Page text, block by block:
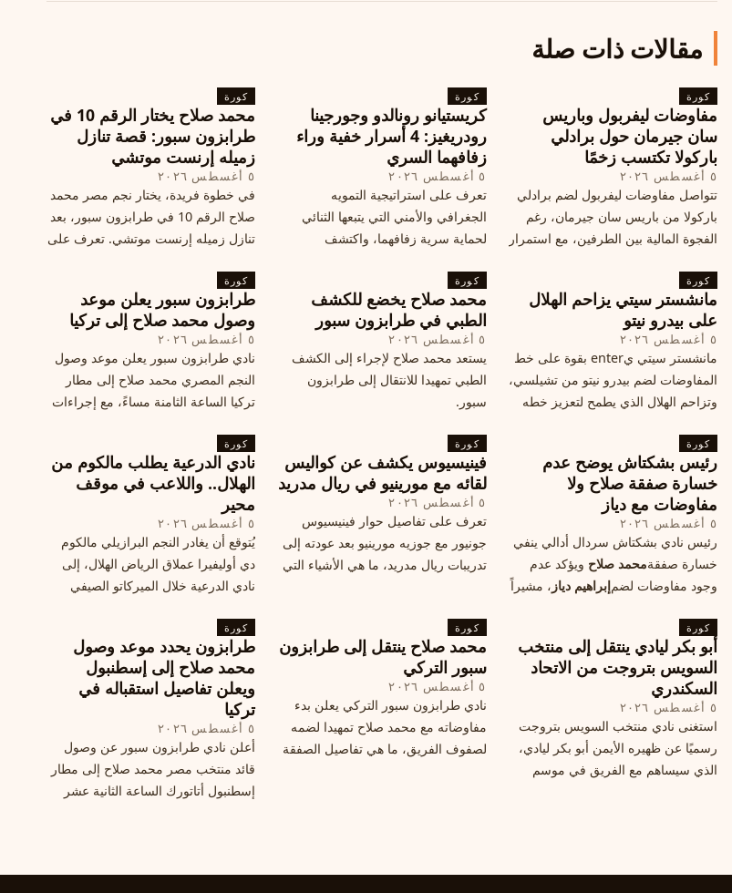
مقالات ذات صلة
كورة
مفاوضات ليفربول وباريس
سان جيرمان حول برادلي
باركولا تكتسب زخمًا
٥ أغسطس ٢٠٢٦
تتواصل مفاوضات ليفربول لضم برادلي
باركولا من باريس سان جيرمان، رغم
الفجوة المالية بين الطرفين، مع استمرار
إغلاق سوق الانتقالات
كورة
كريستيانو رونالدو وجورجينا
رودريغيز: 4 أسرار خفية وراء
زفافهما السري
٥ أغسطس ٢٠٢٦
تعرف على استراتيجية التمويه
الجغرافي والأمني التي يتبعها الثنائي
لحماية سرية زفافهما، واكتشف
في البرتغال، واعرف ما هي الخطوات
القادمة في هذا الحدث العالمي
كورة
محمد صلاح يختار الرقم 10 في
طرابزون سبور: قصة تنازل
زميله إرنست موتشي
٥ أغسطس ٢٠٢٦
في خطوة فريدة، يختار نجم مصر محمد
صلاح الرقم 10 في طرابزون سبور، بعد
تنازل زميله إرنست موتشي. تعرف على
كورة
مانشستر سيتي يزاحم الهلال
على بيدرو نيتو
٥ أغسطس ٢٠٢٦
مانشستر سيتي يenter بقوة على خط
المفاوضات لضم بيدرو نيتو من تشيلسي،
وتزاحم الهلال الذي يطمح لتعزيز خطه
كورة
محمد صلاح يخضع للكشف
الطبي في طرابزون سبور
٥ أغسطس ٢٠٢٦
يستعد محمد صلاح لإجراء إلى الكشف
الطبي تمهيدا للانتقال إلى طرابزون
سبور.
كورة
طرابزون سبور يعلن موعد
وصول محمد صلاح إلى تركيا
٥ أغسطس ٢٠٢٦
نادي طرابزون سبور يعلن موعد وصول
النجم المصري محمد صلاح إلى مطار
تركيا الساعة الثامنة مساءً، مع إجراءات
جديد ومكافآت مالية.
كورة
رئيس بشكتاش يوضح عدم
خسارة صفقة صلاح ولا
مفاوضات مع دياز
٥ أغسطس ٢٠٢٦
رئيس نادي بشكتاش سردال أدالي ينفي
خسارة صفقةمحمد صلاح ويؤكد عدم
وجود مفاوضات لضمإبراهيم دياز ، مشيراً
محتملة أخرى.
كورة
فينيسيوس يكشف عن كواليس
لقائه مع مورينيو في ريال مدريد
٥ أغسطس ٢٠٢٦
تعرف على تفاصيل حوار فينيسيوس
جونيور مع جوزيه مورينيو بعد عودته إلى
تدريبات ريال مدريد، ما هي الأشياء التي
كورة
نادي الدرعية يطلب مالكوم من
الهلال.. واللاعب في موقف
محير
٥ أغسطس ٢٠٢٦
يُتوقع أن يغادر النجم البرازيلي مالكوم
دي أوليفيرا عملاق الرياض الهلال، إلى
نادي الدرعية خلال الميركاتو الصيفي
هذا الانتقال، وسط تقارير تفيد أن الهلال
يرحب بفراقته.
كورة
أبو بكر ليادي ينتقل إلى منتخب
السويس بتروجت من الاتحاد
السكندري
٥ أغسطس ٢٠٢٦
استغنى نادي منتخب السويس بتروجت
رسميًا عن ظهيره الأيمن أبو بكر ليادي،
الذي سيساهم مع الفريق في موسم
كورة
محمد صلاح ينتقل إلى طرابزون
سبور التركي
٥ أغسطس ٢٠٢٦
نادي طرابزون سبور التركي يعلن بدء
مفاوضاته مع محمد صلاح تمهيدا لضمه
لصفوف الفريق، ما هي تفاصيل الصفقة
كورة
طرابزون يحدد موعد وصول
محمد صلاح إلى إسطنبول
ويعلن تفاصيل استقباله في
تركيا
٥ أغسطس ٢٠٢٦
أعلن نادي طرابزون سبور عن وصول
قائد منتخب مصر محمد صلاح إلى مطار
إسطنبول أتاتورك الساعة الثانية عشر
التركية الكبرى.